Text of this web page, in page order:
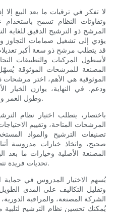
لا تفكر في ترقيات ما بعد البيع
وتفاوتات النظام تسمح
المرشح ذو الترشيح الدقيق
يؤدي إلى تشغيل صمامات التجاوز
قد يتطلب مرشح ذو سعة أكبر
لأسطول المركبات والتطبيقات
المصنعة للمرشحات الموثوقة
الموثوقية هي الأهم، اختر مرشحات
ودعم. في النهاية، يوازن الخيار
وطول العمر والتكلفة ومستوى المخاطر لتطبيقك.
باختصار، يتطلب اختيار نظام
المرشحات المتاحة، وتقييم
تصنيفات الترشيح والمواد
صحيح، واتخاذ خيارات مدروسة
المصنعة الأصلية وخيارات ما بعد
تحديات فريدة تتطلب استراتيجيات ترشيح مُخصصة.
يُسهم الاختيار المدروس في حماية
وتقليل التكاليف على المدى
الشركة المصنعة، والمراقبة الدورية،
يُمكنك تحسين نظام الترشيح لتلبية